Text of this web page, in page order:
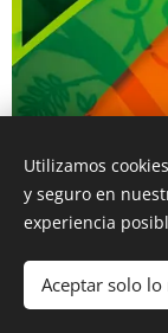
Utilizamos
y seguro en
experiencia
Aceptar solo lo